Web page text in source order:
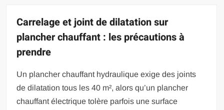
Carrelage et joint de dilatation sur
plancher chauffant : les précautions à
prendre
Un plancher chauffant hydraulique exige des joints
de dilatation tous les 40 m², alors qu’un plancher
chauffant électrique tolère parfois une surface